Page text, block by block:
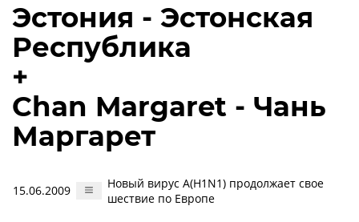
Эстония - Эстонская
Республика
+
Chan Margaret - Чань
Маргарет
15.06.2009
Новый вирус A(H1N1) продолжает свое
шествие по Европе